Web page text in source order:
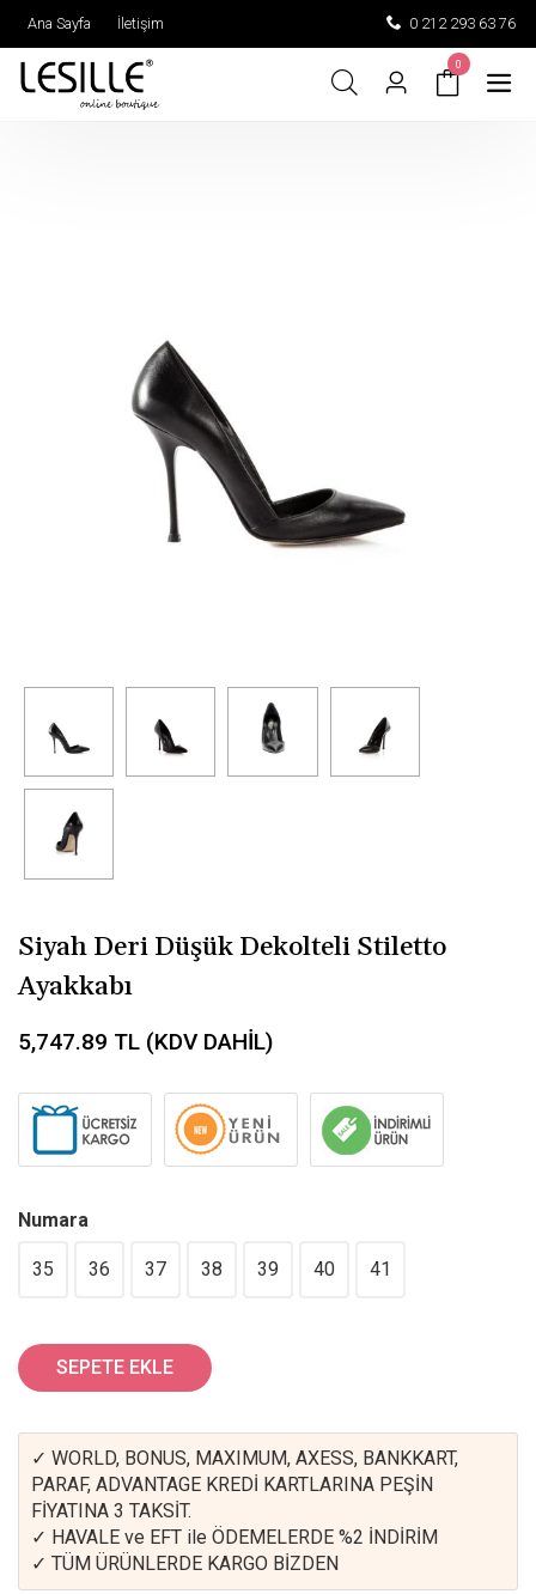
Ana Sayfa İletişim 0 212 293 63 76
0
Siyah Deri Düşük Dekolteli Stiletto
Ayakkabı
5,747.89 TL (KDV DAHİL)
Numara
35 36 37 38 39 40 41
SEPETE EKLE
✓ WORLD, BONUS, MAXIMUM, AXESS, BANKKART,
PARAF, ADVANTAGE KREDİ KARTLARINA PEŞİN
FİYATINA 3 TAKSİT.
✓ HAVALE ve EFT ile ÖDEMELERDE %2 İNDİRİM
✓ TÜM ÜRÜNLERDE KARGO BİZDEN